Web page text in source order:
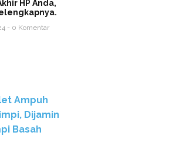
HP Anda,
- 0 Komentar
Ampuh
Dijamin
Basah